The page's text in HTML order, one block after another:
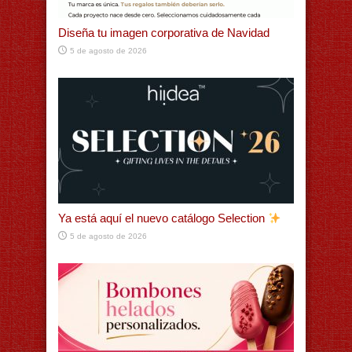
Diseña tu imagen corporativa de Navidad
5 de agosto de 2026
Ya está aquí el nuevo catálogo Selection
5 de agosto de 2026